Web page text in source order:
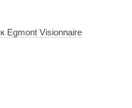
Egmont Visionnaire